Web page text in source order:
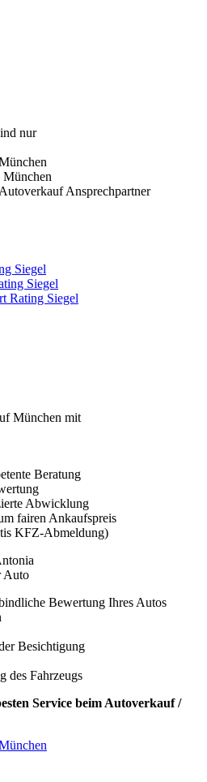
nur
München
München mit
Beratung
Abwicklung
fairen Ankaufspreis
KFZ-Abmeldung)
Auto
Bewertung Ihres Autos
Besichtigung
des Fahrzeugs
Service beim Autoverkauf /